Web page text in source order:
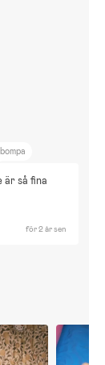
är så fina
för 2 år sen